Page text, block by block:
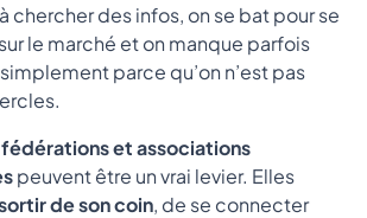
chercher des infos, on se bat pour se
le marché et on manque parfois
parce qu’on n’est pas
fédérations et associations
peuvent être un vrai levier. Elles
de son coin, de se connecter